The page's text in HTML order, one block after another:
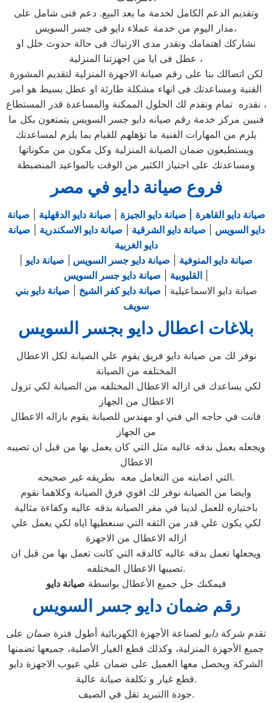
وتقديم الدعم الكامل لخدمة ما بعد البيع. دعم فنى شامل على
مدار اليوم من خدمة عملاء دايو فى جسر السويس،
نشاركك اهتمامك ونقدر مدى الارتباك فى حالة حدوث خلل او
عطل فى ايا من اجهزتنا المنزلية ،
لكن اتصالك بنا على رقم صيانة الاجهزة المنزلية لتقديم المشورة
القنية ومساعدتك فى انهاء مشكلة طارئة او عطل بسيط هو امر
نقدره تمام ونقدم لك الحلول الممكنة والمساعدة قدر المستطاع ،
فنيين مركز خدمة رقم صيانه دايو جسر السويس يتمتعون بكل ما
يلزم من المهارات الفنية ما تؤهلهم للقيام بما يلزم لمساعدتك
ويستطيعون ضمان الصيانة المنزلية وكل مكون من مكوناتها
ومساعدتك على اجتياز الكثير من الوقت بالمواعيد المنضبطة
فروع صيانة دايو في مصر
صيانة دايو القاهرة | صيانة دايو الجيزة صيانة دايو الدقهلية
صيانة
دايو السويس
صيانة دايو الشرقية صيانة دايو الاسكندرية
صيانة
دايو الغربية
صيانة دايو المنوفية صيانة دايو جسر السويس
صيانة دايو
القليوبية
صيانة دايو جسر السويس
صيانة دايو الاسماعيلية | صيانة دايو كفر الشيخ
صيانة دايو بني
سويف
بلاغات اعطال دايو بجسر السويس
نوفر لك من صيانة دايو فريق يقوم علي الصيانة لكل الاعطال
المختلفه من الصيانة
لكي يساعدك في ازاله الاعطال المختلفه من الصيانة لكي تزول
الاعطال من الجهاز
فانت في حاجه الي فني او مهندس للصيانة يقوم بازاله الاعطال
من الجهاز
ويجعله يعمل بدقه عاليه مثل التي كان يعمل بها من قبل ان تصيبه
الاعطال
التي اصابته من التعامل معه بطريقه غير صحيحه.
وايضا من الصيانة نوفر لك اقوي فرق الصيانة وكلاهما نقوم
باختياره للعمل لدينا في مقر الصيانة بدقه عاليه وكفاءة مثالية
لكي يكون علي قدر من الثقه التي سنعطيها اياه لكي يعمل علي
ازاله الاعطال من الاجهزة
ويجعلها تعمل بدقه عاليه كالدقه التي كانت تعمل بها من قبل ان
تصيبها الاعطال المختلفه.
فيمكنك حل جميع الأعطال بواسطة صيانة دايو
رقم ضمان دايو جسر السويس
تقدم شركة دايو لصناعة الأجهزة الكهربائية أطول فترة ضمان على
جميع الأجهزة المنزلية، وكذلك قطع الغيار الأصلية، جميعها تضمنها
الشركة ويحصل معها العميل على ضمان علي عيوب الاجهزة دايو
قطع غيار و تكلفة صيانة عالية.
جودة االتبريد تقل في الصيف.